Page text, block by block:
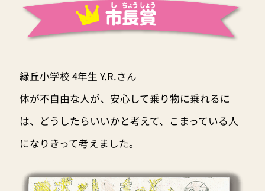
緑丘小学校 4年生 Y.R.さん
体が不自由な人が、安心して乗り物に乗れるに
は、どうしたらいいかと考えて、こまっている人
になりきって考えました。